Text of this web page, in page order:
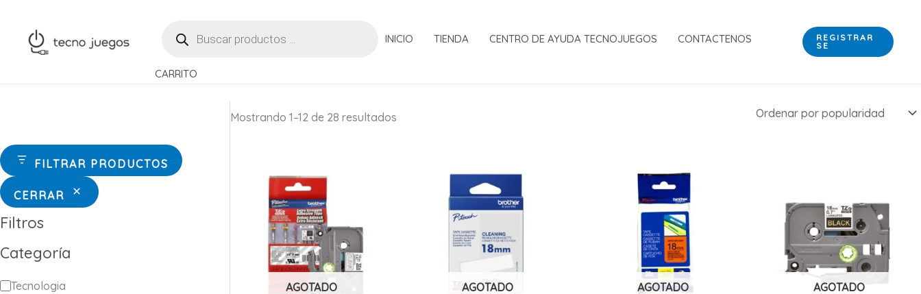
contenido
PRODUCTOS
INICIO TIENDA CENTRO DE AYUDA TECNOJUEGOS CONTACTENOS
CARRITO
REGISTRAR
SE
FILTRAR PRODUCTOS
CERRAR
Filtros
Categoría
C Tecnologia
Mostrando 1–12 de 28 resultados
AGOTADO AGOTADO AGOTADO AGOTADO